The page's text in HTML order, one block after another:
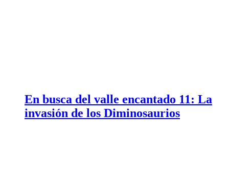
En busca del valle encantado 11: La
invasión de los Diminosaurios